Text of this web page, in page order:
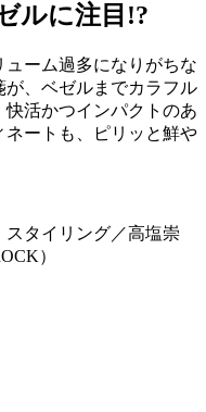
ルに注目!?
ーム過多になりがちな
、ベゼルまでカラフル
活かつインパクトのあ
ネートも、ピリッと鮮や
タイリング／高塩崇
）